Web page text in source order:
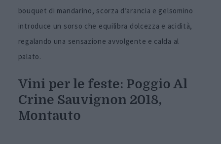
bouquet di mandarino, scorza d’arancia e gelsomino
introduce un sorso che equilibra dolcezza e acidità,
regalando una sensazione avvolgente e calda al
palato.
Vini per le feste: Poggio Al
Crine Sauvignon 2018,
Montauto